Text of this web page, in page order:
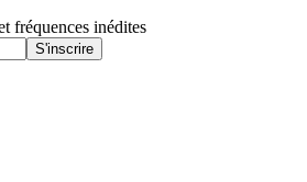
fréquences inédites
S'inscrire